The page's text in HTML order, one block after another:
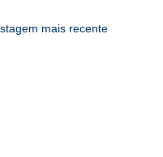
mais recente